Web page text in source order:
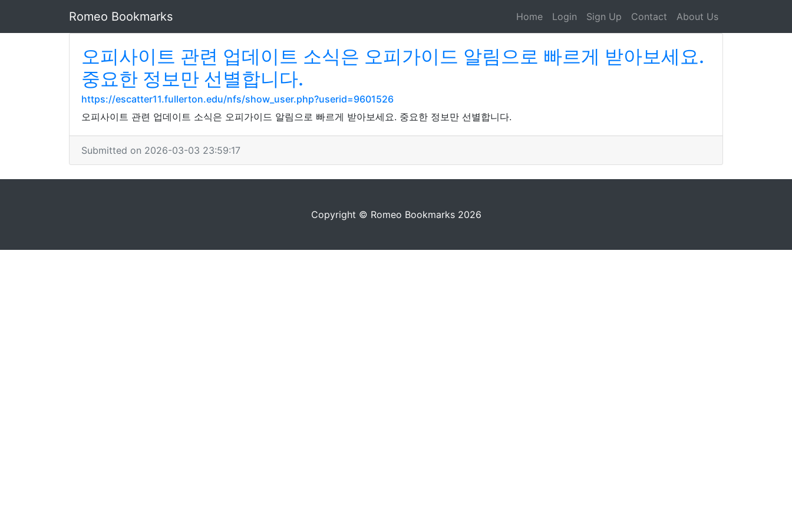
Romeo Bookmarks Home Login Sign Up Contact About Us
오피사이트 관련 업데이트 소식은 오피가이드 알림으로 빠르게 받아보세요.
중요한 정보만 선별합니다.
https://escatter11.fullerton.edu/nfs/show_user.php?userid=9601526
오피사이트 관련 업데이트 소식은 오피가이드 알림으로 빠르게 받아보세요. 중요한 정보만 선별합니다.
Submitted on 2026-03-03 23:59:17
Copyright © Romeo Bookmarks 2026